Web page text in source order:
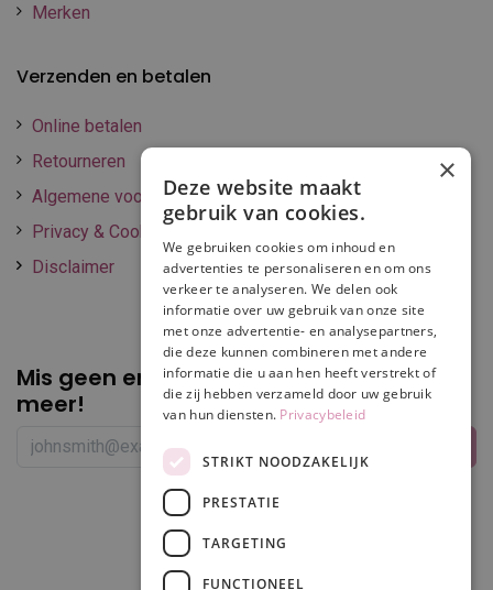
Merken
Verzenden en betalen
Online betalen
Retourneren
Algemene voorwaarden
Privacy & Cookie policy
Disclaimer
Mis geen enkelepromotie of korting
meer!
×
Deze website maakt
gebruik van cookies.
We gebruiken cookies om inhoud en
advertenties te personaliseren en om ons
verkeer te analyseren. We delen ook
informatie over uw gebruik van onze site
met onze advertentie- en analysepartners,
die deze kunnen combineren met andere
informatie die u aan hen heeft verstrekt of
die zij hebben verzameld door uw gebruik
van hun diensten. Privacybeleid
STRIKT NOODZAKELIJK
PRESTATIE
TARGETING
FUNCTIONEEL